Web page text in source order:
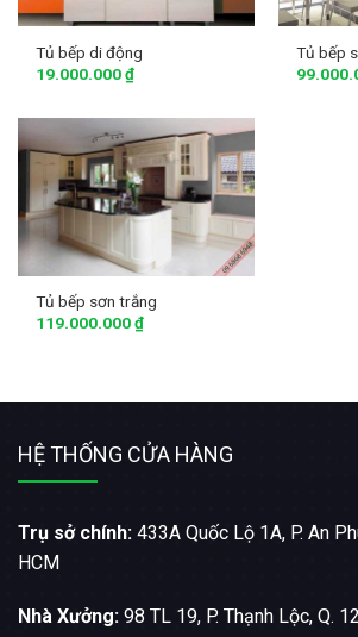
Tủ bếp di động
19.000.000₫
Tủ bếp
Tủ bếp sơn trắng
119.000.000₫
HỆ THỐNG CỬA HÀNG
Trụ sở chính: 433A Quốc Lộ 1A, P. An
HCM
Nhà Xưởng: 98 TL 19, P. Thạnh Lộc, Q.